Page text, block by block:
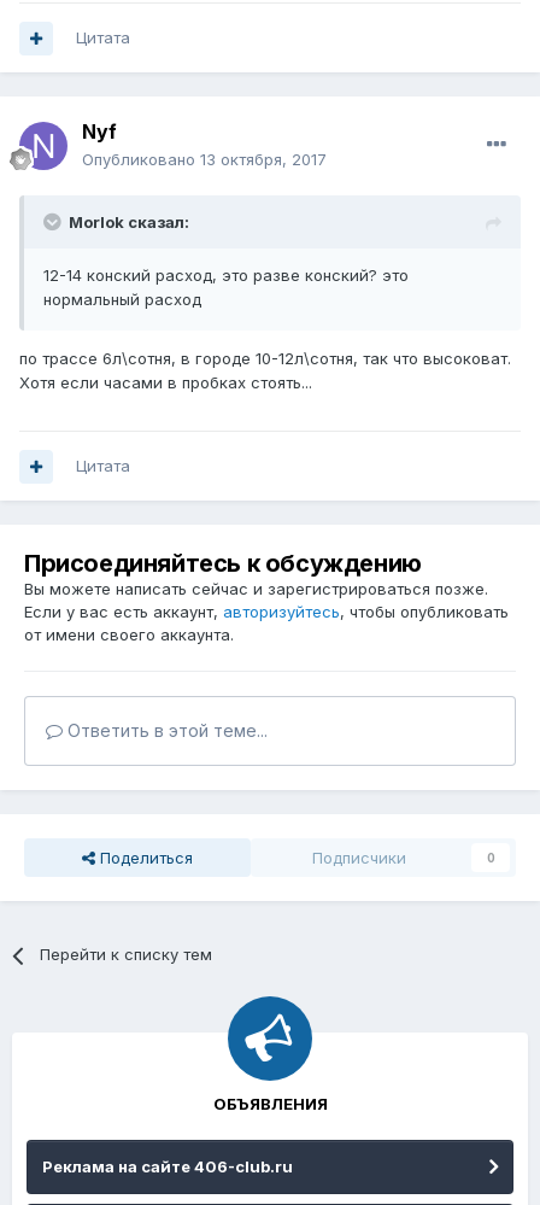
Цитата
Nyf
Опубликовано 13 октября, 2017
Morlok сказал:
12-14 конский расход, это разве конский? это
нормальный расход
по трассе 6л\сотня, в городе 10-12л\сотня, так что высоковат.
Хотя если часами в пробках стоять...
Цитата
Присоединяйтесь к обсуждению
Вы можете написать сейчас и зарегистрироваться позже.
Если у вас есть аккаунт, авторизуйтесь, чтобы опубликовать
от имени своего аккаунта.
Ответить в этой теме...
Поделиться Подписчики 0
Перейти к списку тем
ОБЪЯВЛЕНИЯ
Реклама на сайте 406-club.ru